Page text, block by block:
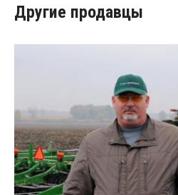
Другие продавцы